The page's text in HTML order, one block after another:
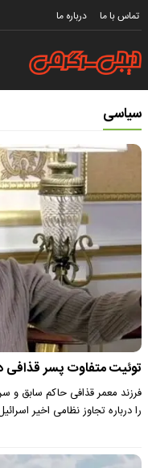
تماس با ما درباره ما
سیاسی
توئیت متفاوت پسر قذافی
فرزند معمر قذافی حاکم سابق و
را درباره تجاوز نظامی اخیر اسرائیل علیه